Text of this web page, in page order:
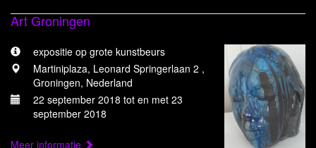
Art Groningen
expositie op grote kunstbeurs
Martiniplaza, Leonard Springerlaan 2 ,
Groningen, Nederland
22 september 2018 tot en met 23
september 2018
Meer informatie